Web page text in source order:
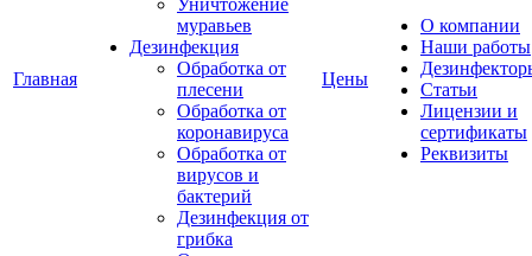
Главная
Уничтожение
муравьев
Дезинфекция
Обработка от
плесени
Обработка от
коронавируса
Обработка от
вирусов и
бактерий
Дезинфекция от
грибка
Цены
О компании
Наши работы
Статьи
Лицензии и
сертификаты
Реквизиты